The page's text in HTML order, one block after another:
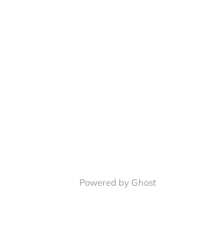
Powered by Ghost